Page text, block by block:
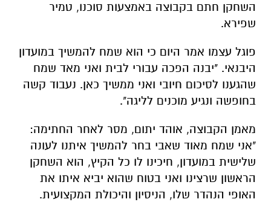
השחקן חתם בקבוצה באמצעות סוכנו, טמיר
שפירא.
פוגל עצמו אמר היום כי הוא שמח להמשיך במועדון
היבנאי. "יבנה הפכה עבורי לבית ואני מאד שמח
שהגענו לסיכום חיובי ואני ממשיך כאן. נעבוד קשה
בחופשה ונגיע מוכנים לליגה".
מאמן הקבוצה, אוהד יתום, מסר לאחר החתימה:
"אני שמח מאוד שאבי בחר להמשיך איתנו לעונה
שלישית במועדון, חיכינו לו כל הקיץ, הוא השחקן
הראשון שרצינו ואני בטוח שהוא יביא איתו את
האופי הנהדר שלו, הניסיון והיכולת המקצועית.